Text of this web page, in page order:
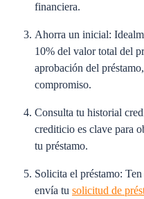
financiera.
Ahorra un inicial:
10% del valor total del
aprobación del
compromiso.
Consulta tu historial
crediticio es clave para
tu préstamo.
Solicita el préstamo:
envía tu solicitud de